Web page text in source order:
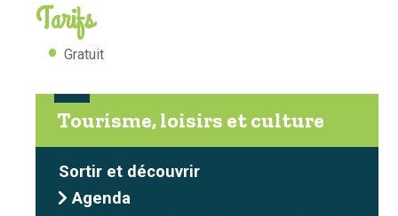
Tarifs
Gratuit
Tourisme, loisirs et culture
Sortir et découvrir
Agenda